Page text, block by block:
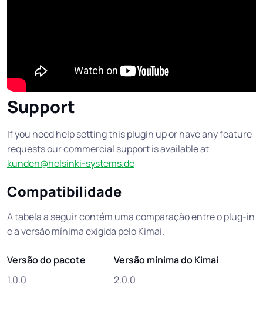
Support
If you need help setting this plugin up or have any feature
requests our commercial support is available at
kunden@helsinki-systems.de
Compatibilidade
A tabela a seguir contém uma comparação entre o plug-in
e a versão mínima exigida pelo Kimai.
Versão do pacote
Versão mínima do Kimai
1.0.0
2.0.0